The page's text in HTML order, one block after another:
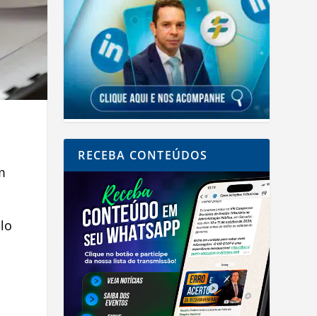
RECEBA CONTEÚDOS